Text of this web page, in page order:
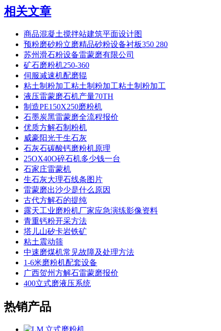
相关文章
商品混凝土搅拌站建筑平面设计图
预粉磨砂粉立磨精品砂粉设备衬板350 280
苏州滑石粉设备雷蒙磨有限公司
矿石磨粉机250-360
伺服减速机配磨辊
粘土制粉加工粘土制粉加工粘土制粉加工
液压雷蒙磨石机产量70TH
制造PE150X250磨粉机
石墨炭黑雷蒙磨全流程报价
优质方解石制粉机
威豪阳光干生石灰
石灰石碳酸钙磨粉机原理
25OX40O碎石机多少钱一台
石家庄雷蒙机
生石灰大理石线条图片
雷蒙磨出沙少是什么原因
古代方解石的提纯
露天工业磨粉机厂家应急演练影像资料
青重钙粉开采方法
塔儿山矽卡岩铁矿
粘土震动筛
中速磨煤机常见故障及处理方法
1-6米磨粉机配套设备
广西贺州方解石雷蒙磨报价
400立式磨液压系统
热销产品